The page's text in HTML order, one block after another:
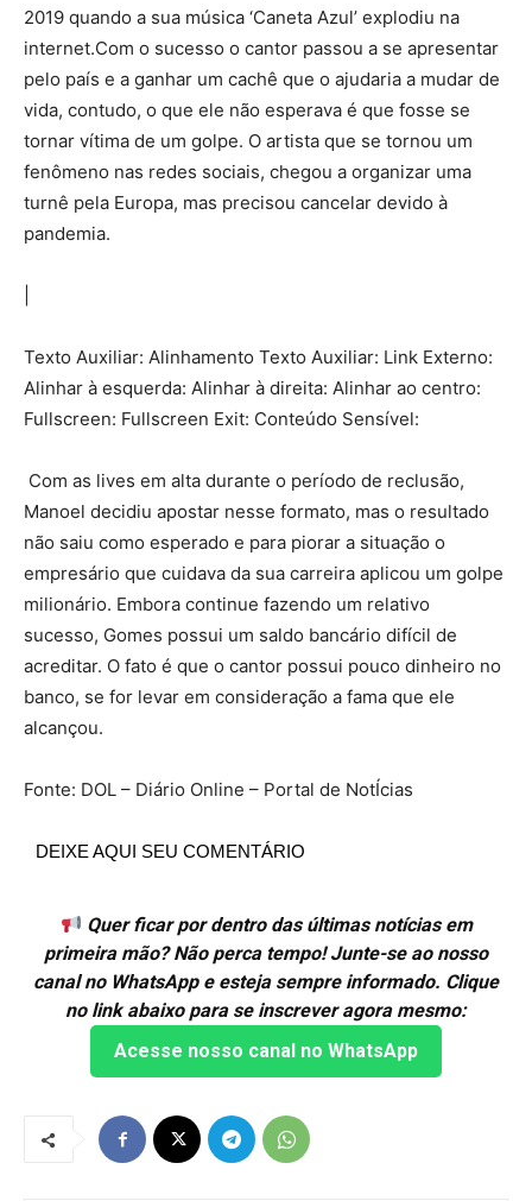
2019 quando a sua música ‘Caneta Azul’ explodiu na
internet.Com o sucesso o cantor passou a se apresentar
pelo país e a ganhar um cachê que o ajudaria a mudar de
vida, contudo, o que ele não esperava é que fosse se
tornar vítima de um golpe. O artista que se tornou um
fenômeno nas redes sociais, chegou a organizar uma
turnê pela Europa, mas precisou cancelar devido à
pandemia.
Texto Auxiliar: Alinhamento Texto Auxiliar: Link Externo:
Alinhar à esquerda: Alinhar à direita: Alinhar ao centro:
Fullscreen: Fullscreen Exit: Conteúdo Sensível:
Com as lives em alta durante o período de reclusão,
Manoel decidiu apostar nesse formato, mas o resultado
não saiu como esperado e para piorar a situação o
empresário que cuidava da sua carreira aplicou um golpe
milionário. Embora continue fazendo um relativo
sucesso, Gomes possui um saldo bancário difícil de
acreditar. O fato é que o cantor possui pouco dinheiro no
banco, se for levar em consideração a fama que ele
alcançou.
Fonte: DOL – Diário Online – Portal de NotÍcias
DEIXE AQUI SEU COMENTÁRIO
Quer ficar por dentro das últimas notícias em
primeira mão? Não perca tempo! Junte-se ao nosso
canal no WhatsApp e esteja sempre informado. Clique
no link abaixo para se inscrever agora mesmo:
Acesse nosso canal no WhatsApp